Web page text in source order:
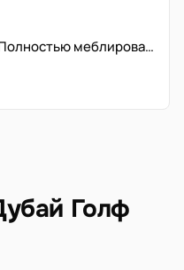
Первый ряд | Вид на лагуну | Полностью меблирована
Голф